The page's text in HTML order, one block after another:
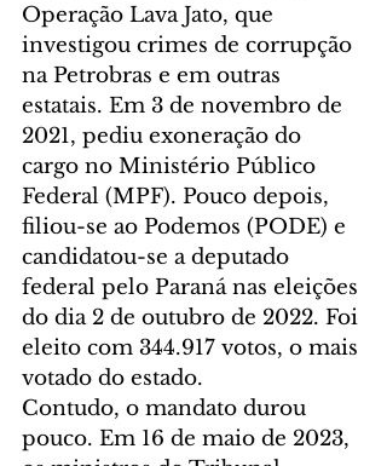
Operação Lava Jato, que
investigou crimes de corrupção
na Petrobras e em outras
estatais. Em 3 de novembro de
2021, pediu exoneração do
cargo no Ministério Público
Federal (MPF). Pouco depois,
filiou-se ao Podemos (PODE) e
candidatou-se a deputado
federal pelo Paraná nas eleições
do dia 2 de outubro de 2022. Foi
eleito com 344.917 votos, o mais
votado do estado.
Contudo, o mandato durou
pouco. Em 16 de maio de 2023,